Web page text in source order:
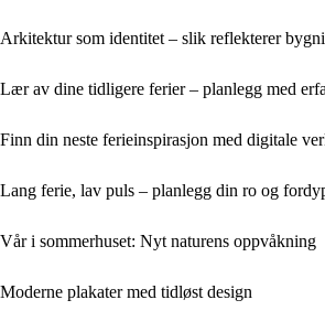
Arkitektur som identitet – slik reflekterer
Lær av dine tidligere ferier – planlegg med
Finn din neste ferieinspirasjon med digitale
Lang ferie, lav puls – planlegg din ro og
Vår i sommerhuset: Nyt naturens oppvåkning
Moderne plakater med tidløst design